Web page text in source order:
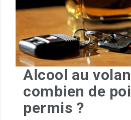
Alcool au
combien de
permis ?